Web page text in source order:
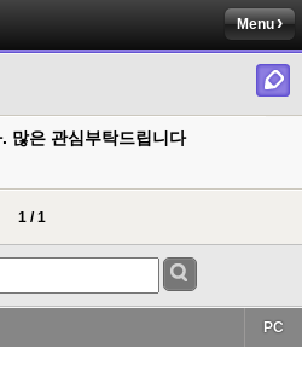
Menu
많은 관심부탁드립니다
1 / 1
PC